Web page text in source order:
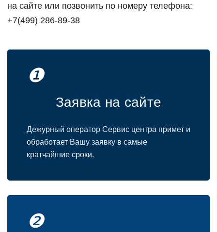
на сайте или позвонить по номеру телефона:
+7(499) 286-89-38
❶
Заявка на сайте
Дежурный оператор Сервис центра примет и
обработает Вашу заявку в самые
кратчайшие сроки.
❷